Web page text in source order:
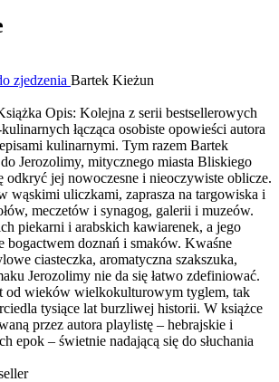
zjedzenia Bartek Kieżun
Opis: Kolejna z serii bestsellerowych
łącząca osobiste opowieści autora
kulinarnymi. Tym razem Bartek
Jerozolimy, mitycznego miasta Bliskiego
odkryć jej nowoczesne i nieoczywiste oblicze.
wąskimi uliczkami, zaprasza na targowiska i
meczetów i synagog, galerii i muzeów.
piekarni i arabskich kawiarenek, a jego
bogactwem doznań i smaków. Kwaśne
ciasteczka, aromatyczna szakszuka,
Jerozolimy nie da się łatwo zdefiniować.
od wieków wielkokulturowym tyglem, tak
tysiące lat burzliwej historii. W książce
przez autora playlistę – hebrajskie i
epok – świetnie nadającą się do słuchania